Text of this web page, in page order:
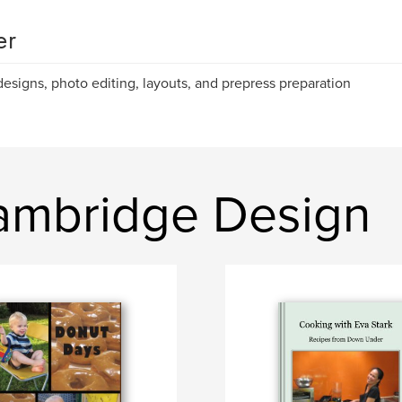
photo editing, layouts, and prepress preparation
Design